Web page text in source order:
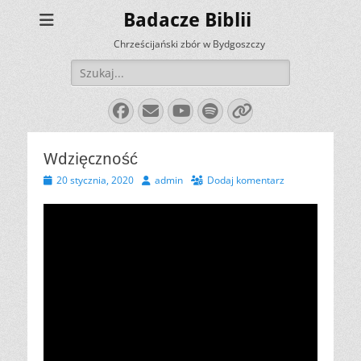
Badacze Biblii
Chrześcijański zbór w Bydgoszczy
Szukaj:
Facebook
E-
mail
YouTube
Spotify
Link
Wdzięczność
Opublikowano
20 stycznia, 2020 Autoradmin Dodaj komentarz